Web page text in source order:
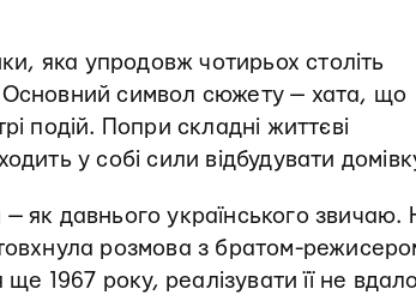
яка упродовж чотирьох століть
Основний символ сюжету — хата, що
подій. Попри складні життєві
у собі сили відбудувати
як давнього українського звичаю.
розмова з братом-
ще 1967 року, реалізувати її не